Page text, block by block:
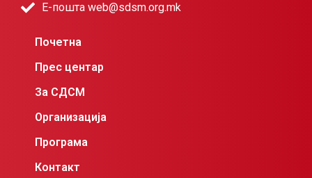
Е-пошта web@sdsm.org.mk
Почетна
Прес центар
За СДСМ
Организација
Програма
Контакт